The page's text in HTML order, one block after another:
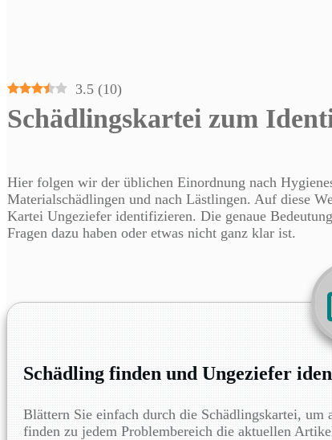
3.5 (10)
Schädlingskartei zum
Hier folgen wir der üblichen Einordnung nach
Materialschädlingen und nach Lästlingen. Auf diese
Kartei Ungeziefer identifizieren. Die genaue
Fragen dazu haben oder etwas nicht ganz klar ist.
Schädling finden und Ungeziefer
Blättern Sie einfach durch die Schädlingskartei,
finden zu jedem Problembereich die aktuellen